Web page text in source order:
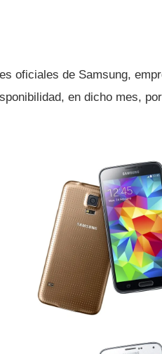
oficiales de Samsung,
en dicho mes,